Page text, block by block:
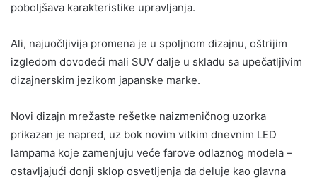
poboljšava karakteristike upravljanja.
Ali, najuočljivija promena je u spoljnom dizajnu, oštrijim
izgledom dovodeći mali SUV dalje u skladu sa upečatljivim
dizajnerskim jezikom japanske marke.
Novi dizajn mrežaste rešetke naizmeničnog uzorka
prikazan je napred, uz bok novim vitkim dnevnim LED
lampama koje zamenjuju veće farove odlaznog modela –
ostavljajući donji sklop osvetljenja da deluje kao glavna